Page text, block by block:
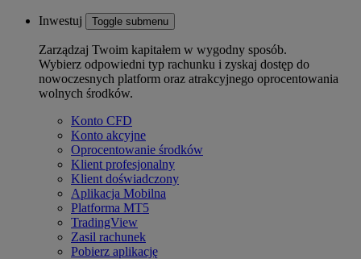
Inwestuj Toggle submenu
Zarządzaj Twoim kapitałem w wygodny sposób.
Wybierz odpowiedni typ rachunku i zyskaj dostęp do
nowoczesnych platform oraz atrakcyjnego oprocentowania
wolnych środków.
Konto CFD
Konto akcyjne
Oprocentowanie środków
Klient profesjonalny
Klient doświadczony
Aplikacja Mobilna
Platforma MT5
TradingView
Zasil rachunek
Pobierz aplikację